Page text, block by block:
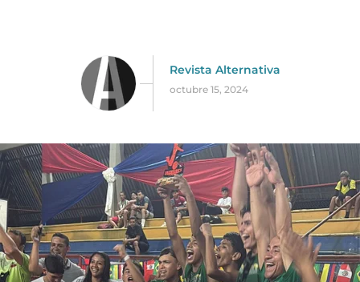
Revista Alternativa
octubre 15, 2024